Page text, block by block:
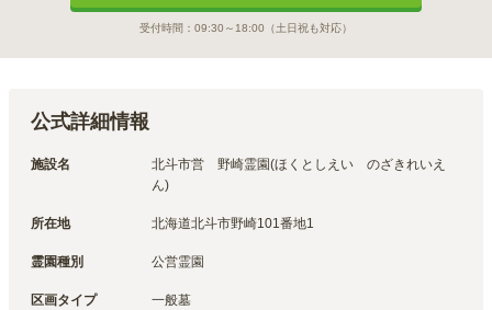
受付時間： 09:30～18:00 （土日祝も対応）
公式詳細情報
施設名
北斗市営　野崎霊園(ほくとしえい　のざきれいえ
ん)
所在地 北海道北斗市野崎101番地1
霊園種別 公営霊園
区画タイプ 一般墓